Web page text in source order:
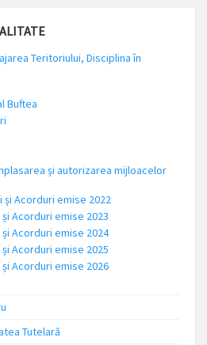
Teritoriului, Disciplina în
Buftea
și autorizarea mijloacelor
Acorduri emise 2022
Acorduri emise 2023
Acorduri emise 2024
Acorduri emise 2025
Acorduri emise 2026
Tutelară